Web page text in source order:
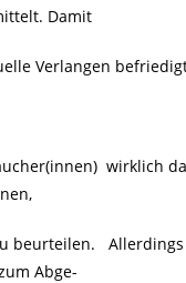
Damit
Verlangen
wirklich
beurteilen. Allerdings
Abge-